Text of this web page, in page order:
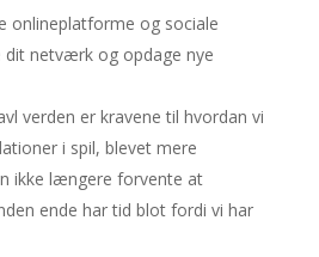
onlineplatforme og sociale
dit netværk og opdage nye
verden er kravene til hvordan vi
i spil, blevet mere
ikke længere forvente at
ende har tid blot fordi vi har